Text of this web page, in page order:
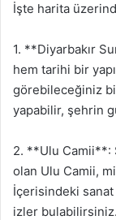
İşte harita
1. **Diyarbakır
hem tarihi bir
görebileceğiniz
yapabilir, şehrin
2. **Ulu Camii**:
olan Ulu Camii,
İçerisindeki
izler bulabilirsiniz.